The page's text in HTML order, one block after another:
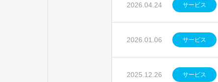
2026.04.24 サービス
2026.01.06 サービス
2025.12.26 サービス